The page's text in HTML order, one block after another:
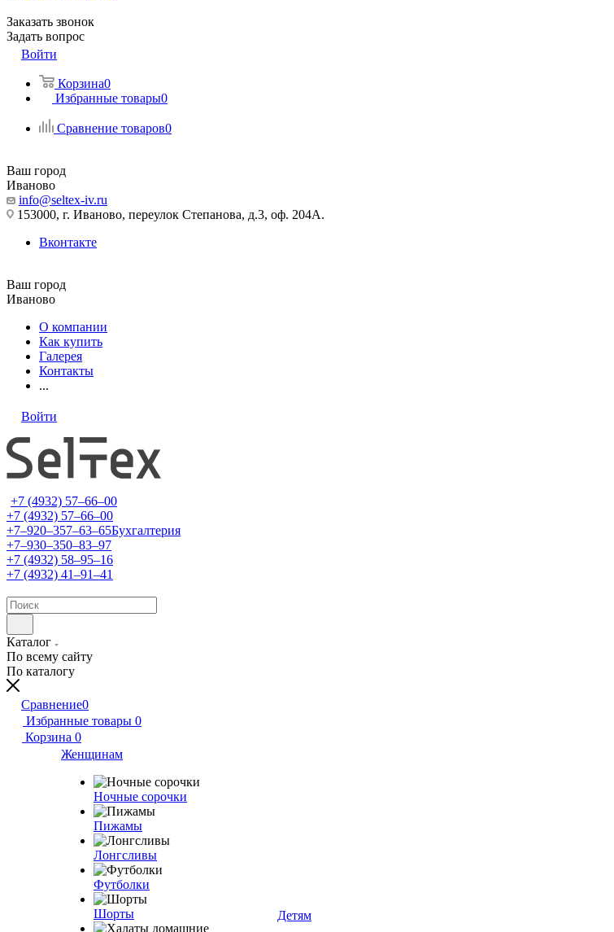
Заказать звонок
Задать вопрос
Войти
Корзина0
Избранные товары0
Сравнение товаров0
Ваш город
Иваново
info@seltex-iv.ru
153000, г. Иваново, переулок Степанова, д.3, оф. 204А.
Вконтакте
Ваш город
Иваново
О компании
Как купить
Галерея
Контакты
...
Войти
+7 (4932) 57‒66‒00
+7 (4932) 57‒66‒00
+7‒920‒357‒63‒65Бухгалтерия
+7‒930‒350‒83‒97
+7 (4932) 58‒95‒16
+7 (4932) 41‒91‒41
Каталог
По всему сайту
По каталогу
Сравнение0
Избранные товары 0
Корзина 0
Женщинам
Ночные сорочки
Пижамы
Лонгсливы
Футболки
Шорты
Детям